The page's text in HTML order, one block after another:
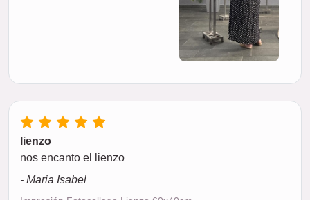
lienzo
nos encanto el lienzo
- Maria Isabel